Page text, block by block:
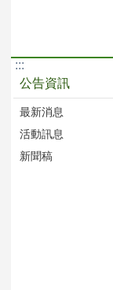
:::
公告資訊
最新消息
活動訊息
新聞稿